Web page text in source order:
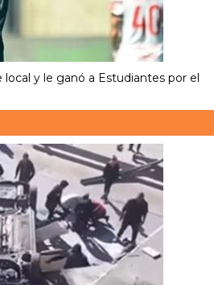
y le ganó a Estudiantes por el